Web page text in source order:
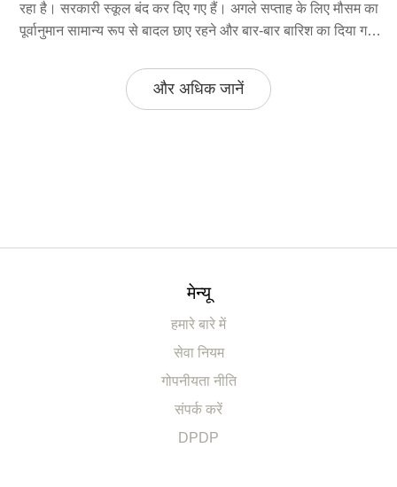
रहा है। सरकारी स्कूल बंद कर दिए गए हैं। अगले सप्ताह के लिए मौसम का
पूर्वानुमान सामान्य रूप से बादल छाए रहने और बार-बार बारिश का दिया गया
और अधिक जानें
मेन्यू
हमारे बारे में
सेवा नियम
गोपनीयता नीति
संपर्क करें
DPDP